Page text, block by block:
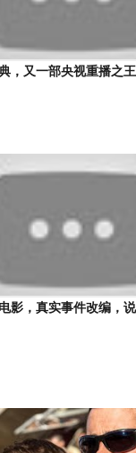
，又一部央视重播之
影，真实事件改编，